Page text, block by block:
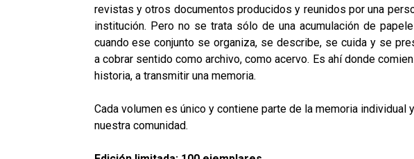
revistas y otros documentos producidos y reunidos por una
institución. Pero no se trata sólo de una acumulación de
cuando ese conjunto se organiza, se describe, se cuida y se
a cobrar sentido como archivo, como acervo. Es ahí donde
historia, a transmitir una memoria.
Cada volumen es único y contiene parte de la memoria individual
nuestra comunidad.